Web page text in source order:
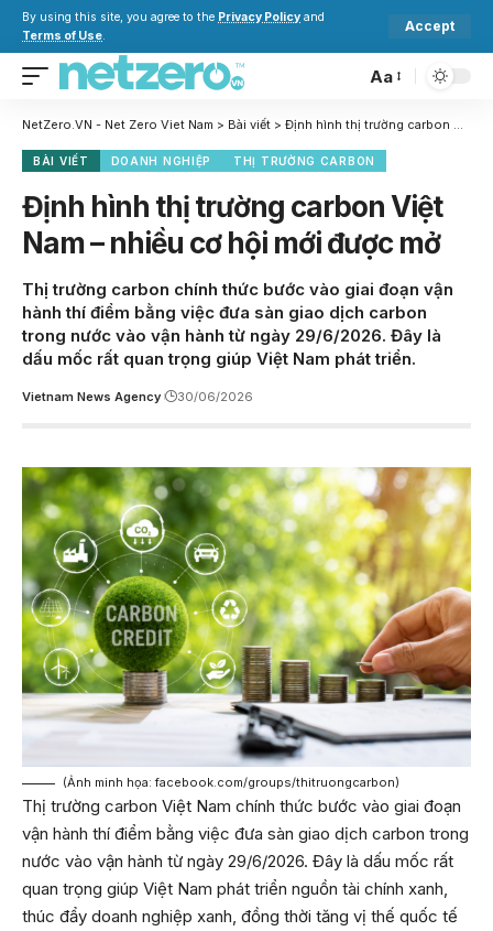
By using this site, you agree to the Privacy Policy and
Terms of Use.
Accept
Aa
NetZero.VN - Net Zero Viet Nam > Bài viết > Định hình thị trường carbon Việt Nam – nhiều cơ hội mới được mở
BÀI VIẾT DOANH NGHIỆP THỊ TRƯỜNG CARBON
Định hình thị trường carbon Việt
Nam – nhiều cơ hội mới được mở
Thị trường carbon chính thức bước vào giai đoạn vận
hành thí điểm bằng việc đưa sàn giao dịch carbon
trong nước vào vận hành từ ngày 29/6/2026. Đây là
dấu mốc rất quan trọng giúp Việt Nam phát triển.
Vietnam News Agency 30/06/2026
(Ảnh minh họa:facebook.com/groups/thitruongcarbon)
Thị trường carbon Việt Nam chính thức bước vào giai đoạn
vận hành thí điểm bằng việc đưa sàn giao dịch carbon trong
nước vào vận hành từ ngày 29/6/2026. Đây là dấu mốc rất
quan trọng giúp Việt Nam phát triển nguồn tài chính xanh,
thúc đẩy doanh nghiệp xanh, đồng thời tăng vị thế quốc tế